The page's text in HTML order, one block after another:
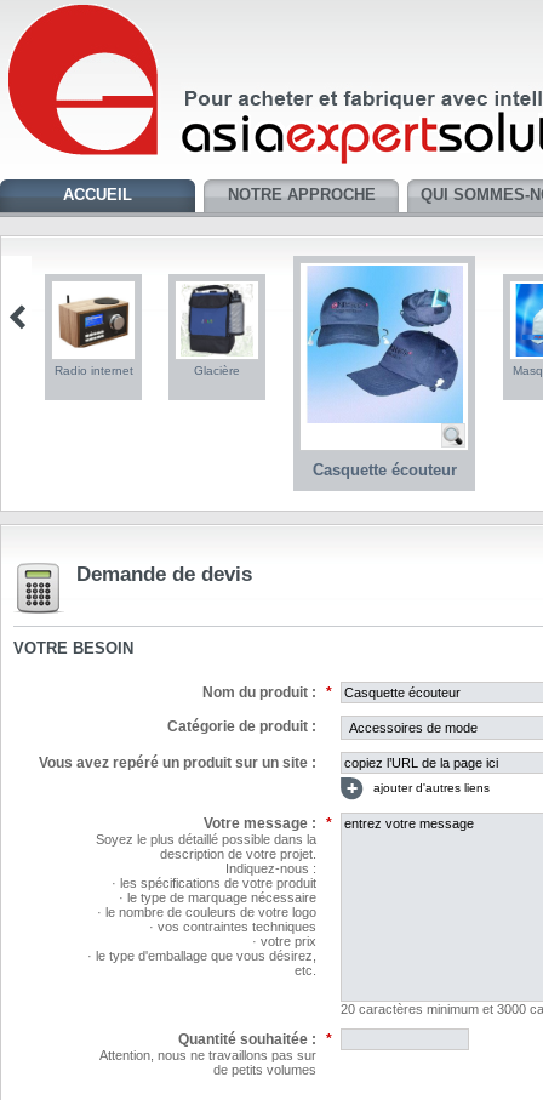
ACCUEIL NOTRE APPROCHE QUI SOMMES-
Radio internet Glacière
Casquette écouteur
Demande de devis
VOTRE BESOIN
Nom du produit :
*
Catégorie de produit :
Vous avez repéré un produit sur un site :
ajouter d'autres liens
Votre message :
Soyez le plus détaillé possible dans la
description de votre projet.
Indiquez-nous :
· les spécifications de votre produit
· le type de marquage nécessaire
· le nombre de couleurs de votre logo
· vos contraintes techniques
· votre prix
· le type d'emballage que vous désirez,
etc.
*
20 caractères minimum et 3000
Quantité souhaitée :
Attention, nous ne travaillons pas sur
de petits volumes
*